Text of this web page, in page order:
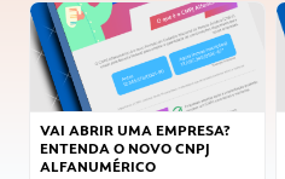
VAI ABRIR UMA EMPRESA?
ENTENDA O NOVO CNPJ
ALFANUMÉRICO